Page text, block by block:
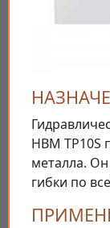
HBM TP10S
металла.
гибки по